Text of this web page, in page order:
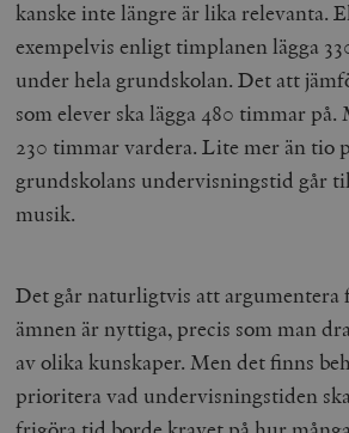
kanske inte längre är lika relevanta.
exempelvis enligt timplanen lägga
under hela grundskolan. Det att
som elever ska lägga 480 timmar
230 timmar vardera. Lite mer än tio
grundskolans undervisningstid går
musik.
Det går naturligtvis att argumentera
ämnen är nyttiga, precis som man
av olika kunskaper. Men det finns
prioritera vad undervisningstiden